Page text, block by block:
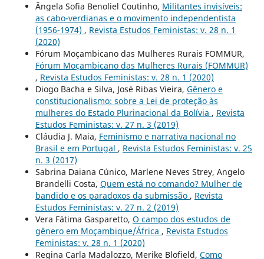
Ângela Sofia Benoliel Coutinho, Militantes invisíveis:
as cabo-verdianas e o movimento independentista
(1956-1974) , Revista Estudos Feministas: v. 28 n. 1
(2020)
Fórum Moçambicano das Mulheres Rurais FOMMUR,
Fórum Moçambicano das Mulheres Rurais (FOMMUR)
, Revista Estudos Feministas: v. 28 n. 1 (2020)
Diogo Bacha e Silva, José Ribas Vieira, Gênero e
constitucionalismo: sobre a Lei de proteção às
mulheres do Estado Plurinacional da Bolívia , Revista
Estudos Feministas: v. 27 n. 3 (2019)
Cláudia J. Maia, Feminismo e narrativa nacional no
Brasil e em Portugal , Revista Estudos Feministas: v. 25
n. 3 (2017)
Sabrina Daiana Cúnico, Marlene Neves Strey, Angelo
Brandelli Costa, Quem está no comando? Mulher de
bandido e os paradoxos da submissão , Revista
Estudos Feministas: v. 27 n. 2 (2019)
Vera Fátima Gasparetto, O campo dos estudos de
gênero em Moçambique/África , Revista Estudos
Feministas: v. 28 n. 1 (2020)
Regina Carla Madalozzo, Merike Blofield, Como